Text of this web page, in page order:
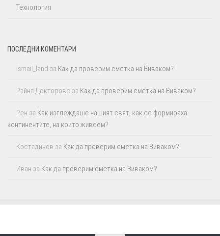
Технология
ПОСЛЕДНИ КОМЕНТАРИ
ismail_land за Как да проверим сметка на Виваком?
Райна Докторовс за Как да проверим сметка на Виваком?
Рен за Как изглеждаше нашият свят, как се формираха
континентите, на които живеем?
Костадинов за Как да проверим сметка на Виваком?
Иван за Как да проверим сметка на Виваком?